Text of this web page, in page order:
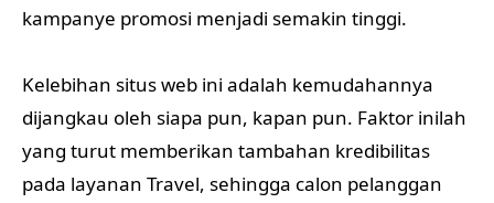
kampanye promosi menjadi semakin tinggi.
Kelebihan situs web ini adalah kemudahannya
dijangkau oleh siapa pun, kapan pun. Faktor inilah
yang turut memberikan tambahan kredibilitas
pada layanan Travel, sehingga calon pelanggan